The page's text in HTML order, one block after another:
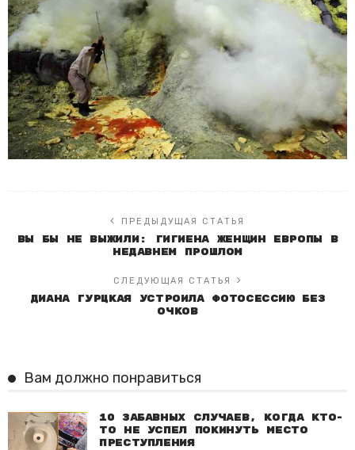
ПРЕДЫДУЩАЯ СТАТЬЯ
Вы бы не выжили: гигиена женщин Европы в
недавнем прошлом
СЛЕДУЮЩАЯ СТАТЬЯ
Диана Гурцкая устроила фотосессию без
очков
Вам должно понравиться
10 забавных случаев, когда кто-
то не успел покинуть место
преступления